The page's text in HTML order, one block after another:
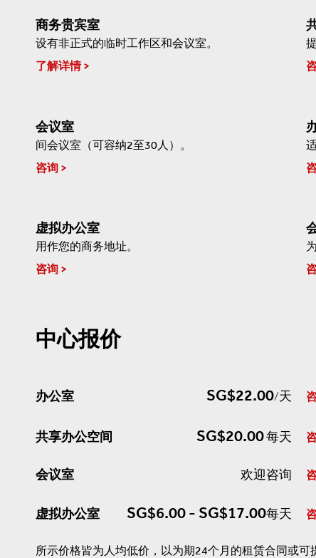
商务贵宾室
设有非正式的临时工作区和会议室。
了解详情
会议室
间会议室（可容纳2至30人）。
咨询
虚拟办公室
用作您的商务地址。
咨询
中心报价
办公室 SG$22.00/天
共享办公空间 SG$20.00每天
会议室 欢迎咨询
虚拟办公室 SG$6.00 - SG$17.00每天
所示价格皆为人均低价，以为期24个月的租赁合同或可